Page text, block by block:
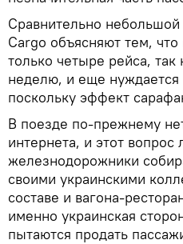
Сравнительно
Cargo объясняют тем,
только четыре рейса, так
неделю, и еще нуждается
поскольку эффект
В поезде по-прежнему
интернета, и этот вопрос
железнодорожники
своими украинскими
составе и вагона-
именно украинская
пытаются продать